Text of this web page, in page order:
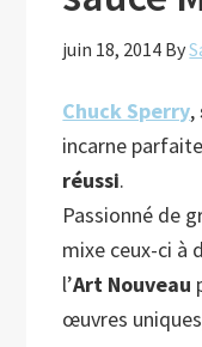
juin 18, 2014 By
Chuck Sperry,
incarne
réussi.
Passionné de
mixe ceux-ci à
l’Art Nouveau
œuvres